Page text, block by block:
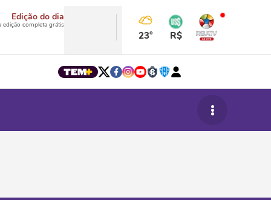
Edição do dia
edição completa grátis
23° R$